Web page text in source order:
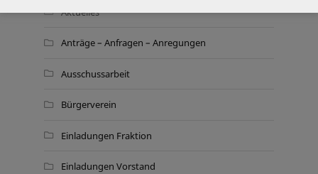
Aktuelles
Anträge – Anfragen – Anregungen
Ausschussarbeit
Bürgerverein
Einladungen Fraktion
Einladungen Vorstand